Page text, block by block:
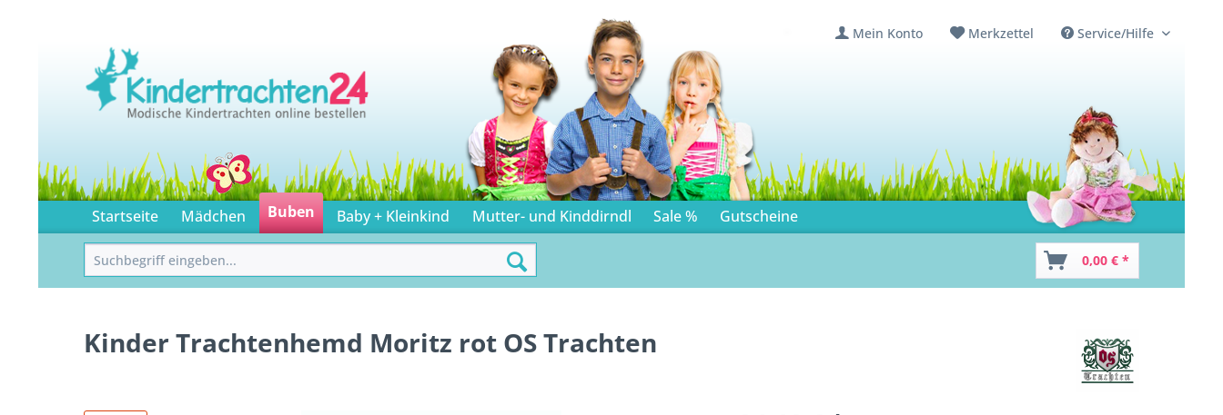
Mein Konto Merkzettel Service/Hilfe
Startseite Mädchen Buben Baby + Kleinkind Mutter- und Kinddirndl Sale % Gutscheine
0,00 € *
Kinder Trachtenhemd Moritz rot OS Trachten